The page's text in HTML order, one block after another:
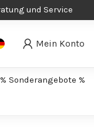
und Service
Mein Konto
% Sonderangebote %